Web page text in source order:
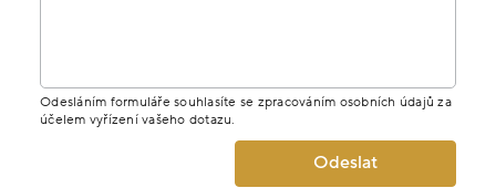
Odesláním formuláře souhlasíte se zpracováním osobních údajů za
účelem vyřízení vašeho dotazu.
Odeslat